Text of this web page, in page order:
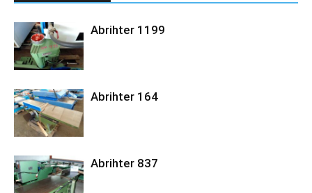
Abrihter 1199
Abrihter 164
Abrihter 837